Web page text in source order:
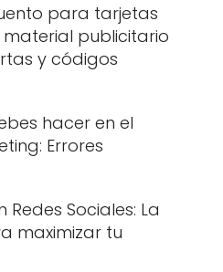
para tarjetas
publicitario
y códigos
hacer en el
Errores
Sociales: La
maximizar tu